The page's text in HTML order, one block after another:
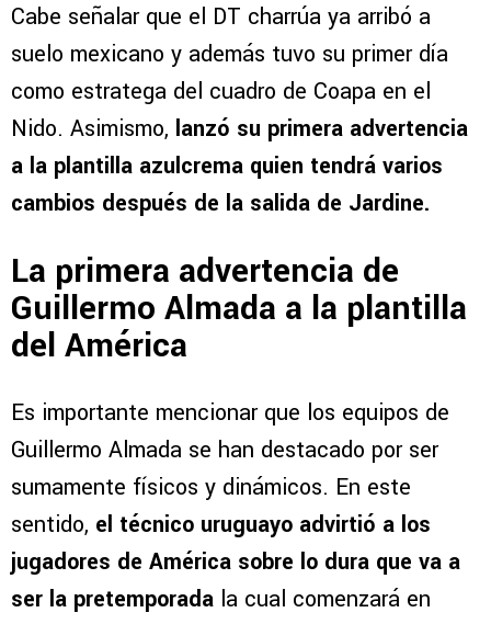
Cabe señalar que el DT charrúa ya arribó a
suelo mexicano y además tuvo su primer día
como estratega del cuadro de Coapa en el
Nido. Asimismo, lanzó su primera advertencia
a la plantilla azulcrema quien tendrá varios
cambios después de la salida de Jardine.
La primera advertencia de
Guillermo Almada a la plantilla
del América
Es importante mencionar que los equipos de
Guillermo Almada se han destacado por ser
sumamente físicos y dinámicos. En este
sentido, el técnico uruguayo advirtió a los
jugadores de América sobre lo dura que va a
ser la pretemporada la cual comenzará en